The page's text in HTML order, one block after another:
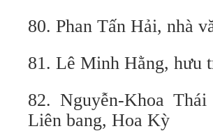
80. Phan Tấn Hải, nhà
81. Lê Minh Hằng, hưu
82. Nguyễn-Khoa
Liên bang, Hoa Kỳ